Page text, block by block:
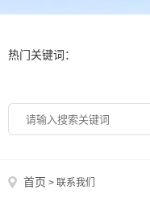
热门关键词：
首页 > 联系我们